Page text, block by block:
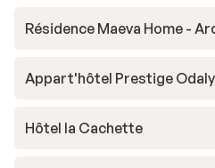
Résidence Maeva Home -
Appart'hôtel Prestige
Hôtel la Cachette